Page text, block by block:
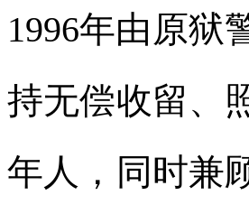
1996年由原狱
持无偿收留、
年人，同时兼